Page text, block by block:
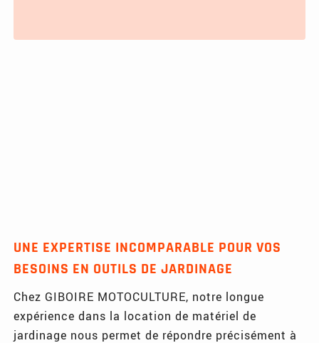
UNE EXPERTISE INCOMPARABLE POUR VOS
BESOINS EN OUTILS DE JARDINAGE
Chez GIBOIRE MOTOCULTURE, notre longue
expérience dans la location de matériel de
jardinage nous permet de répondre précisément à